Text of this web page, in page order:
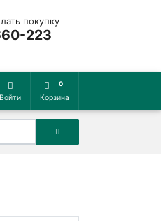
покупку
223
Войти
0
Корзина